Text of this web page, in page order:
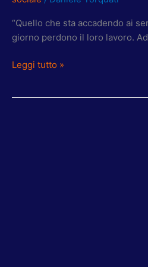
“Quello che sta accadendo ai
giorno perdono il loro lavoro.
TORQUATI:
SIAMO
PRONTI
SCENDERE
Leggi tutto »